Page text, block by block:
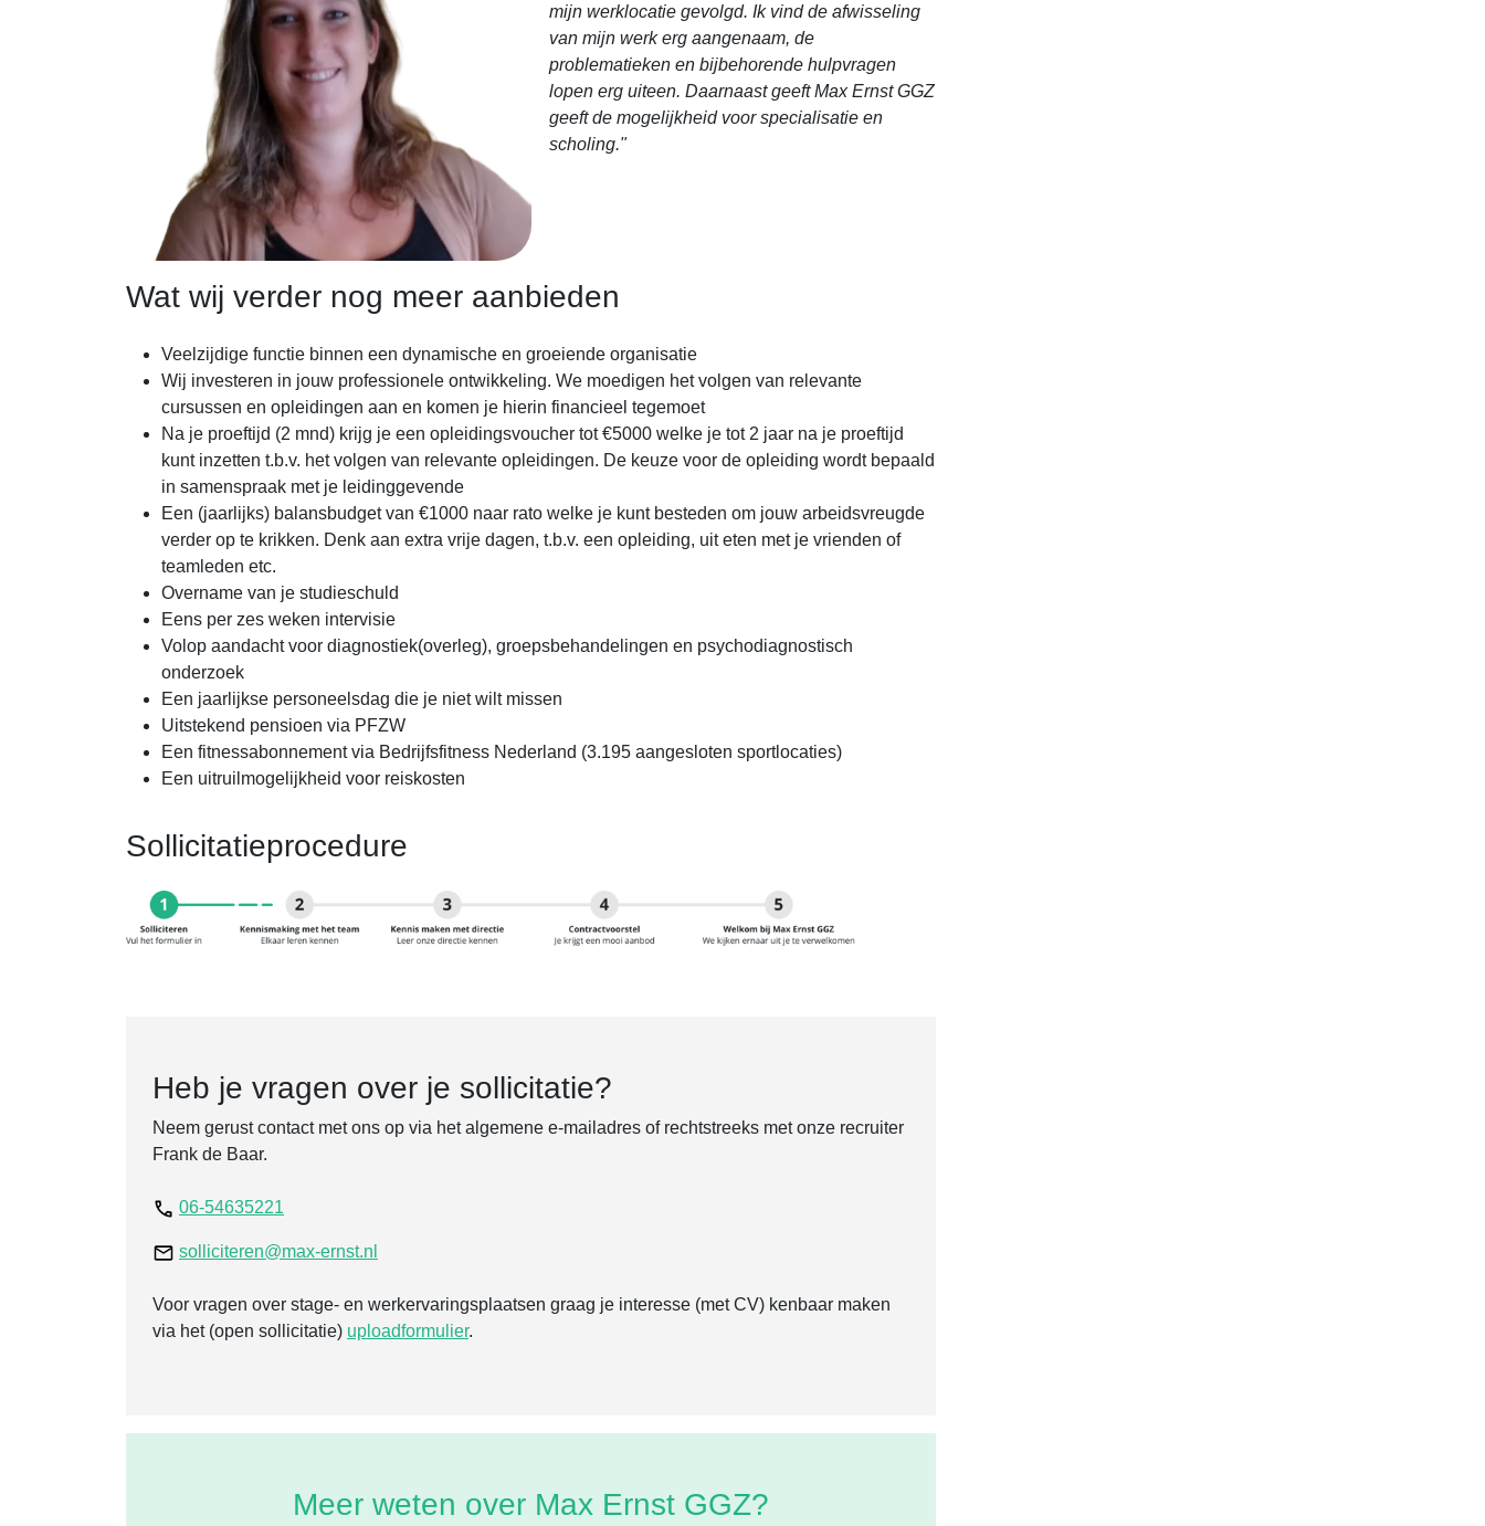
mijn werklocatie gevolgd. Ik vind de afwisseling
van mijn werk erg aangenaam, de
problematieken en bijbehorende hulpvragen
lopen erg uiteen. Daarnaast geeft Max Ernst GGZ
geeft de mogelijkheid voor specialisatie en
scholing."
Wat wij verder nog meer aanbieden
Veelzijdige functie binnen een dynamische en groeiende organisatie
Wij investeren in jouw professionele ontwikkeling. We moedigen het volgen van relevante
cursussen en opleidingen aan en komen je hierin financieel tegemoet
Na je proeftijd (2 mnd) krijg je een opleidingsvoucher tot €5000 welke je tot 2 jaar na je proeftijd
kunt inzetten t.b.v. het volgen van relevante opleidingen. De keuze voor de opleiding wordt bepaald
in samenspraak met je leidinggevende
Een (jaarlijks) balansbudget van €1000 naar rato welke je kunt besteden om jouw arbeidsvreugde
verder op te krikken. Denk aan extra vrije dagen, t.b.v. een opleiding, uit eten met je vrienden of
teamleden etc.
Overname van je studieschuld
Eens per zes weken intervisie
Volop aandacht voor diagnostiek(overleg), groepsbehandelingen en psychodiagnostisch
onderzoek
Een jaarlijkse personeelsdag die je niet wilt missen
Uitstekend pensioen via PFZW
Een fitnessabonnement via Bedrijfsfitness Nederland (3.195 aangesloten sportlocaties)
Een uitruilmogelijkheid voor reiskosten
Sollicitatieprocedure
Heb je vragen over je sollicitatie?
Neem gerust contact met ons op via het algemene e-mailadres of rechtstreeks met onze recruiter
Frank de Baar.
06-54635221
solliciteren@max-ernst.nl
Voor vragen over stage- en werkervaringsplaatsen graag je interesse (met CV) kenbaar maken
via het (open sollicitatie) uploadformulier.
Meer weten over Max Ernst GGZ?